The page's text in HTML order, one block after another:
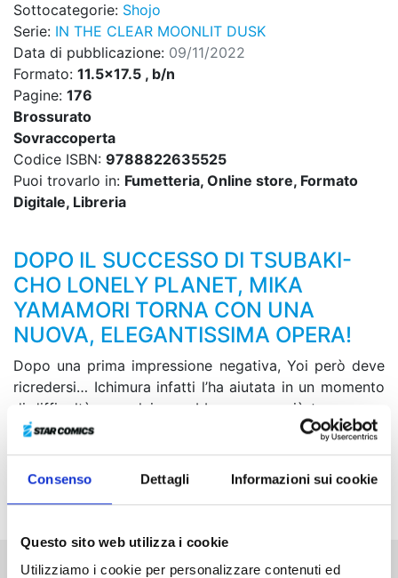
Consenso Dettagli Informazioni sui cookie
Questo sito web utilizza i cookie
Utilizziamo i cookie per personalizzare contenuti ed
Sottocategorie: Shojo
Serie: IN THE CLEAR MOONLIT DUSK
Data di pubblicazione: 09/11/2022
Formato: 11.5x17.5 , b/n
Pagine: 176
Brossurato
Sovraccoperta
Codice ISBN: 9788822635525
Puoi trovarlo in: Fumetteria, Online store, Formato
Digitale, Libreria
DOPO IL SUCCESSO DI TSUBAKI-
CHO LONELY PLANET, MIKA
YAMAMORI TORNA CON UNA
NUOVA, ELEGANTISSIMA OPERA!
Dopo una prima impressione negativa, Yoi però deve
ricredersi… Ichimura infatti l’ha aiutata in un momento
di difficoltà e ora lei vorrebbe passare più tempo con
lui, così lo invita a uscire insieme…! Cosa succederà
durante questo primo appuntamento?! Ecco a voi la
storia di un amore maldestro tra un ragazzo e una